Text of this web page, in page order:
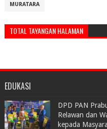
MURATARA
TOTAL TAYANGAN HALAMAN
EDUKASI
DPD PAN
Relawan dan
kepada